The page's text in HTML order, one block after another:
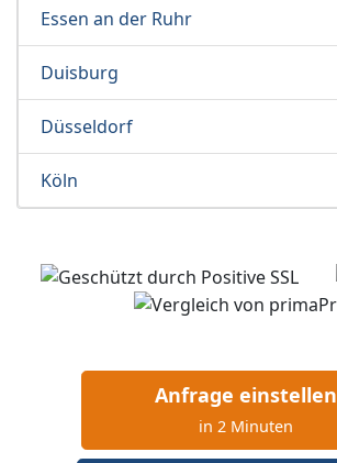
Essen an der Ruhr
Duisburg
Düsseldorf
Köln
Anfrage einstellen
in 2 Minuten